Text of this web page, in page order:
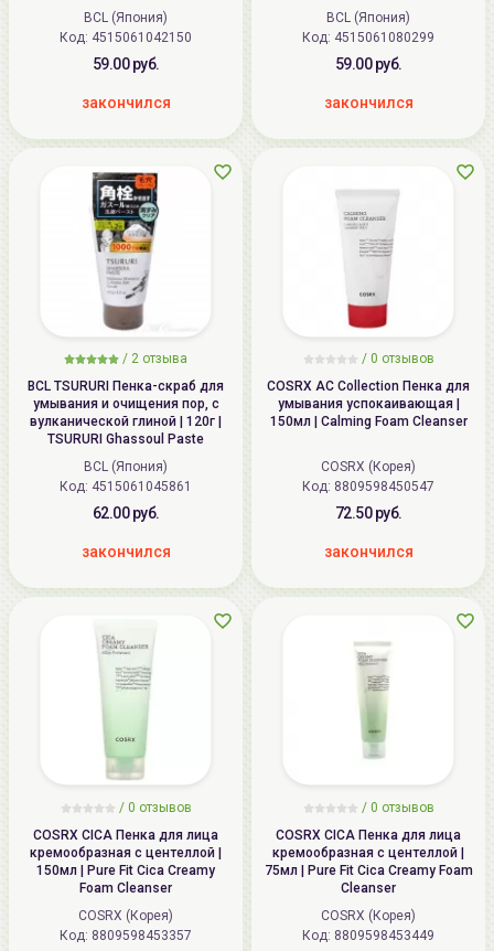
BCL (Япония)
Код: 4515061042150
59.00 руб.
закончился
BCL (Япония)
Код: 4515061080299
59.00 руб.
закончился
/ 2 отзыва
BCL TSURURI Пенка-скраб для
умывания и очищения пор, с
вулканической глиной | 120г |
TSURURI Ghassoul Paste
BCL (Япония)
Код: 4515061045861
62.00 руб.
закончился
/ 0 отзывов
COSRX AC Collection Пенка для
умывания успокаивающая |
150мл | Calming Foam Cleanser
COSRX (Корея)
Код: 8809598450547
72.50 руб.
закончился
/ 0 отзывов
COSRX CICA Пенка для лица
кремообразная с центеллой |
150мл | Pure Fit Cica Creamy
Foam Cleanser
COSRX (Корея)
Код: 8809598453357
/ 0 отзывов
COSRX CICA Пенка для лица
кремообразная с центеллой |
75мл | Pure Fit Cica Creamy Foam
Cleanser
COSRX (Корея)
Код: 8809598453449